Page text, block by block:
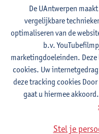
Karen Van
Vakdidactiek Engels
1E/2E
6studiepunten
Lesgever(s):
Tom Smits
Nele
Vakdidactiek Duits met
1E/2E
6studiepunten
Tom Smits
Vakdidactiek
De UAntwerpen
vergelijkbare
optimaliseren van de
b.v.
marketingdoeleinden.
cookies. Uw
deze tracking cookies
gaat u hiermee
Stel je